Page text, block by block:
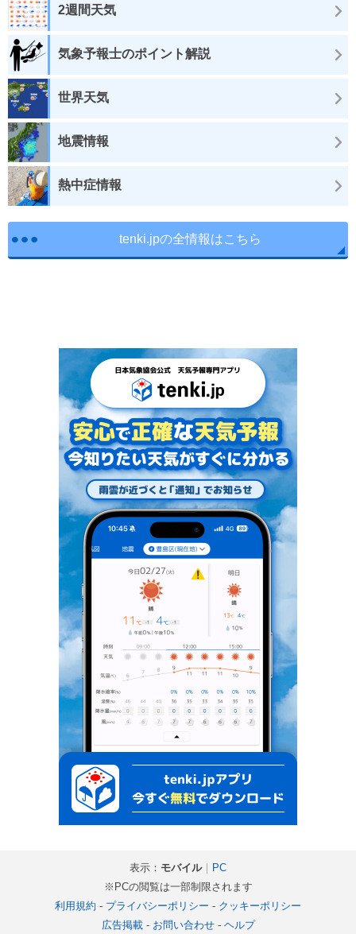
2週間天気
気象予報士のポイント解説
世界天気
地震情報
熱中症情報
tenki.jpの全情報はこちら
表示： モバイル｜ PC
※PCの閲覧は一部制限されます
利用規約 - プライバシーポリシー - クッキーポリシー
広告掲載- お問い合わせ- ヘルプ